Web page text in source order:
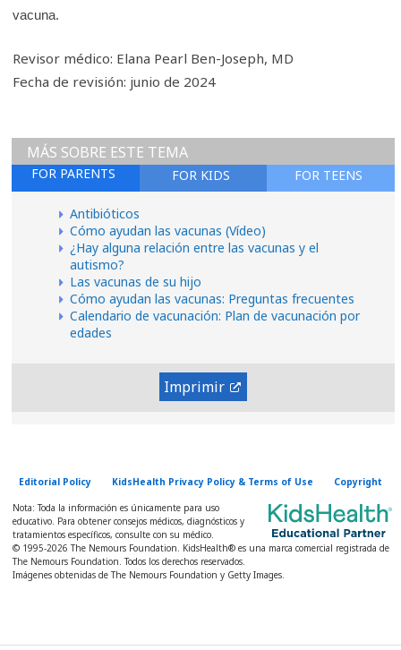
e
a
vacuna.
Revisor médico: Elana Pearl Ben-Joseph, MD
Fecha de revisión: junio de 2024
FOR TEENS
FOR KIDS
FOR PARENTS
MÁS SOBRE ESTE TEMA
Antibióticos
Cómo ayudan las vacunas (Vídeo)
¿Hay alguna relación entre las vacunas y el
autismo?
Las vacunas de su hijo
Cómo ayudan las vacunas: Preguntas frecuentes
Calendario de vacunación: Plan de vacunación por
edades
Imprimir
Editorial Policy KidsHealth Privacy Policy & Terms of Use Copyright
Nota: Toda la información es únicamente para uso
educativo. Para obtener consejos médicos, diagnósticos y
tratamientos específicos, consulte con su médico.
© 1995-2026 The Nemours Foundation. KidsHealth® es una marca comercial registrada de
The Nemours Foundation. Todos los derechos reservados.
Imágenes obtenidas de The Nemours Foundation y Getty Images.